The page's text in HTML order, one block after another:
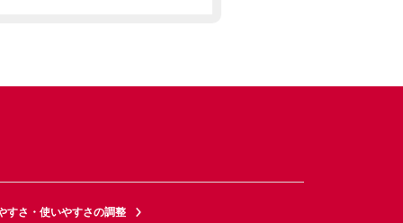
すさ・使いやすさの調整